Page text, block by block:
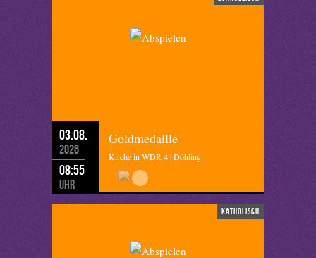
03.08.
2026
08:55
Uhr
Goldmedaille
Kirche in WDR 4 | Döhling
katholisch